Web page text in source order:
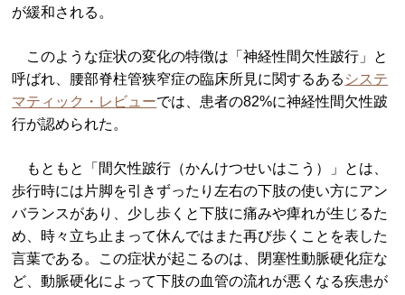
が緩和される。
このような症状の変化の特徴は「神経性間欠性跛行」と
呼ばれ、腰部脊柱管狭窄症の臨床所見に関するある システ
マティック・レビューでは、患者の82%に神経性間欠性跛
行が認められた。
もともと「間欠性跛行（かんけつせいはこう）」とは、
歩行時には片脚を引きずったり左右の下肢の使い方にアン
バランスがあり、少し歩くと下肢に痛みや痺れが生じるた
め、時々立ち止まって休んではまた再び歩くことを表した
言葉である。この症状が起こるのは、閉塞性動脈硬化症な
ど、動脈硬化によって下肢の血管の流れが悪くなる疾患が